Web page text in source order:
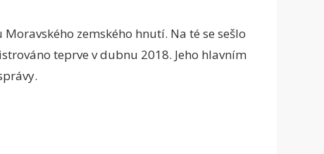
zemského hnutí. Na té se sešlo
teprve v dubnu 2018. Jeho hlavním